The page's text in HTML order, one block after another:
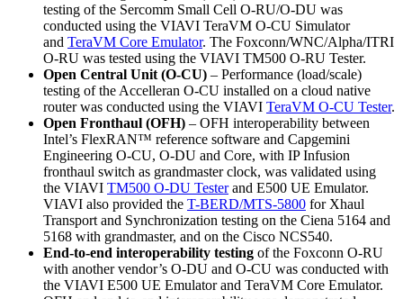
testing of the Sercomm Small Cell O-RU/O-DU was
conducted using the VIAVI TeraVM O-CU Simulator
and TeraVM Core Emulator. The Foxconn/WNC/Alpha/ITRI
O-RU was tested using the VIAVI TM500 O-RU Tester.
Open Central Unit (O-CU) – Performance (load/scale)
testing of the Accelleran O-CU installed on a cloud native
router was conducted using the VIAVI TeraVM O-CU Tester.
Open Fronthaul (OFH) – OFH interoperability between
Intel’s FlexRAN™ reference software and Capgemini
Engineering O-CU, O-DU and Core, with IP Infusion
fronthaul switch as grandmaster clock, was validated using
the VIAVI TM500 O-DU Testerand E500 UE Emulator.
VIAVI also provided the T-BERD/MTS-5800 for Xhaul
Transport and Synchronization testing on the Ciena 5164 and
5168 with grandmaster, and on the Cisco NCS540.
End-to-end interoperability testing of the Foxconn O-RU
with another vendor’s O-DU and O-CU was conducted with
the VIAVI E500 UE Emulator and TeraVM Core Emulator.